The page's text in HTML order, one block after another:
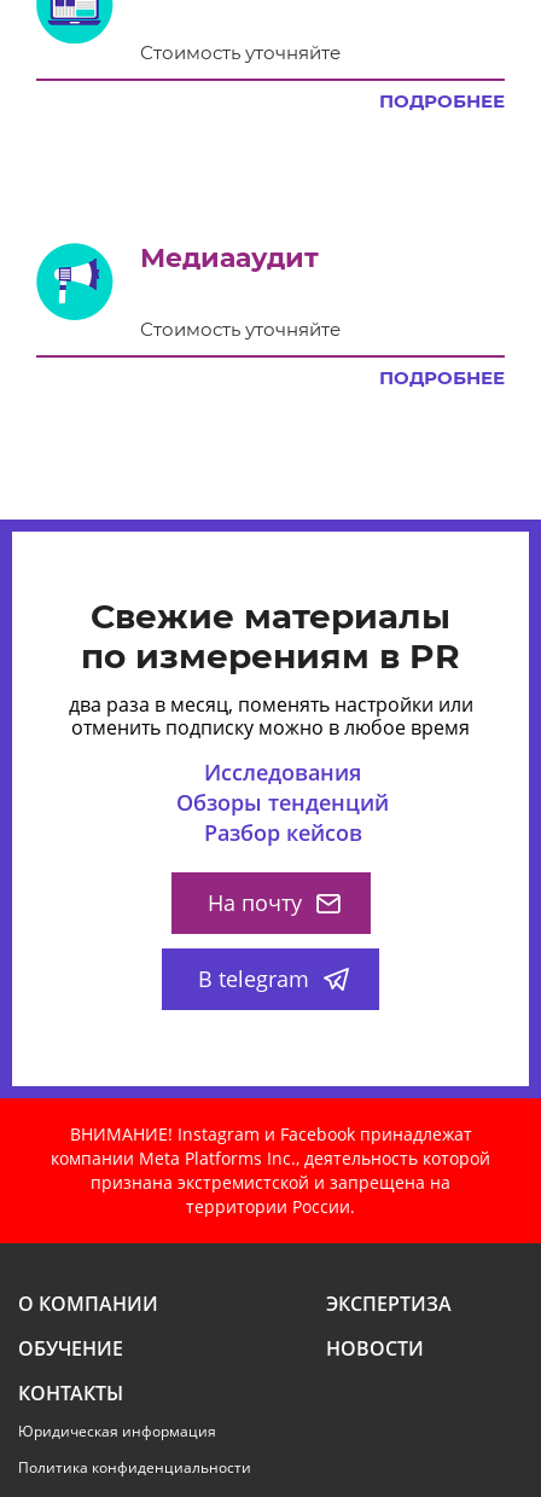
Стоимость уточняйте
ПОДРОБНЕЕ
Медиааудит
Стоимость уточняйте
ПОДРОБНЕЕ
Свежие материалы
по измерениям в PR
два раза в месяц, поменять настройки или
отменить подписку можно в любое время
Исследования
Обзоры тенденций
Разбор кейсов
На почту
В telegram
ВНИМАНИЕ! Instagram и Facebook принадлежат
компании Meta Platforms Inc., деятельность которой
признана экстремистской и запрещена на
территории России.
О КОМПАНИИ
ЭКСПЕРТИЗА
ОБУЧЕНИЕ
НОВОСТИ
КОНТАКТЫ
Юридическая информация
Политика конфиденциальности